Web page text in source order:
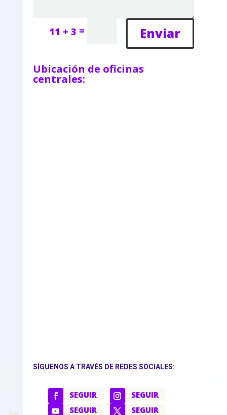
11 + 3 = Enviar
Ubicación de oficinas
centrales:
SÍGUENOS A TRAVÉS DE REDES SOCIALES:
SEGUIR
SEGUIR
SEGUIR
SEGUIR